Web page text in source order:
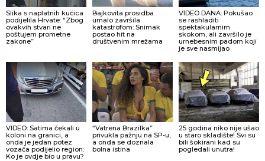
Slika s naplatnih kućica
podijelila Hrvate: “Zbog
ovakvih stvari ne
poštujem prometne
zakone”
Bajkovita prosidba
umalo završila
katastrofom: Snimak
postao hit na
društvenim mrežama
VIDEO DANA: Pokušao
se rashladiti
spektakularnim
skokom, ali završilo je
urnebesnim padom koji
je sve nasmijao
VIDEO: Satima čekali u
koloni na granici, a
onda je jedan potez
vozača podijelio region:
Ko je ovdje bio u pravu?
“Vatrena Brazilka”
privukla pažnju na SP-u,
a onda se doznala
bolna istina
25 godina niko nije ušao
u staro skladište! Svi su
bili šokirani kad su
pogledali unutra!